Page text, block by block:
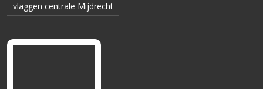
vlaggen centrale Mijdrecht